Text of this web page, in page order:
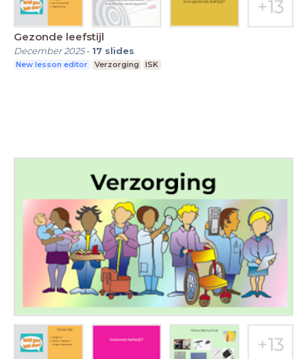
Gezonde leefstijl
December 2025- 17 slides
New lesson editor Verzorging ISK